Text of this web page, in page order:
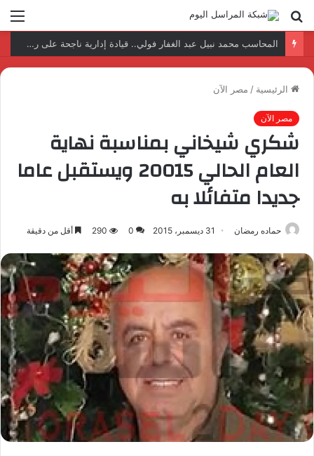
بحث
عن
نتائج إيجابية بعد زيارة وفد الجامعة المصرية النتائج إيجابية بعد زيارة وفد الجامعة المصرية الروسية لمصنع الإلكترونياتروسية لمصنع الإلكترونيات
الرئيسية / مصر الآن
مصر الآن
شكري شيخاني بمناسبة نهاية
العام الحالي 20015 ويستقبل عاما
جديدا متفائلا به
حماده رمضان 31 ديسمبر، 2015 0
290 أقل من دقيقة